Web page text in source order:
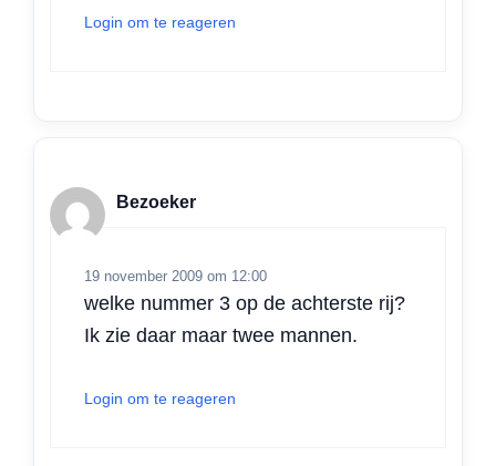
Login om te reageren
Bezoeker
19 november 2009 om 12:00
welke nummer 3 op de achterste rij?
Ik zie daar maar twee mannen.
Login om te reageren